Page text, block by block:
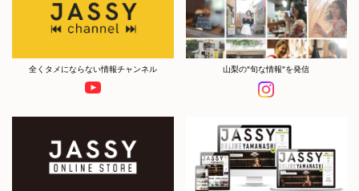
全くタメにならない情報チャンネル 山梨の”旬な情報”を発信